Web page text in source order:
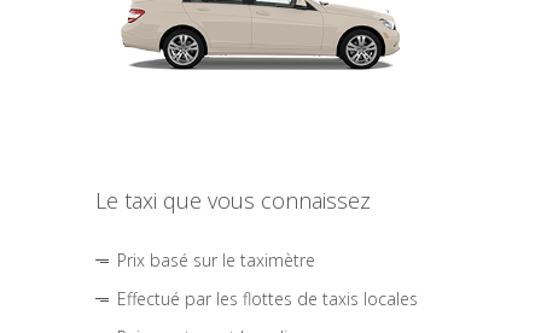
Le taxi que vous connaissez
Prix basé sur le taximètre
Effectué par les flottes de taxis locales